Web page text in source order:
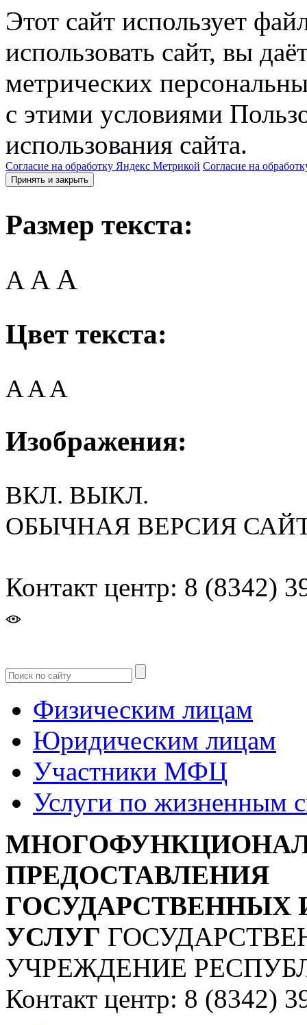
Этот сайт использует
использовать сайт, вы
метрических
с этими условиями
использования сайта.
Согласие на обработку Яндекс Метрикой Согласие на
Принять и закрыть
Размер текста:
A AA
Цвет текста:
AAA
Изображения:
ВКЛ. ВЫКЛ.
ОБЫЧНАЯ ВЕРСИЯ
Контакт центр: 8 (8342)
Физическим лицам
Юридическим лицам
Участники МФЦ
Услуги по жизненным
ПРЕДОСТАВЛЕНИЯ
УСЛУГ
УЧРЕЖДЕНИЕ
Контакт центр: 8 (8342)